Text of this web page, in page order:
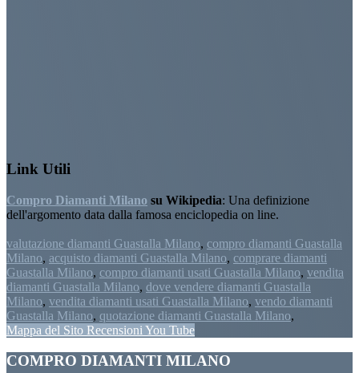
Link Utili
Compro Diamanti Milano su Wikipedia: Una definizione
dell'argomento data dalla famosa enciclopedia on line.
valutazione diamanti Guastalla Milano, compro diamanti Guastalla
Milano, acquisto diamanti Guastalla Milano, comprare diamanti
Guastalla Milano, compro diamanti usati Guastalla Milano, vendita
diamanti Guastalla Milano, dove vendere diamanti Guastalla
Milano, vendita diamanti usati Guastalla Milano, vendo diamanti
Guastalla Milano, quotazione diamanti Guastalla Milano,
Mappa del Sito Recensioni You Tube
Footer
COMPRO DIAMANTI MILANO